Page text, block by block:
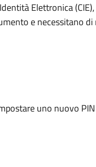
Elettronica
e necessitano
uno nuovo